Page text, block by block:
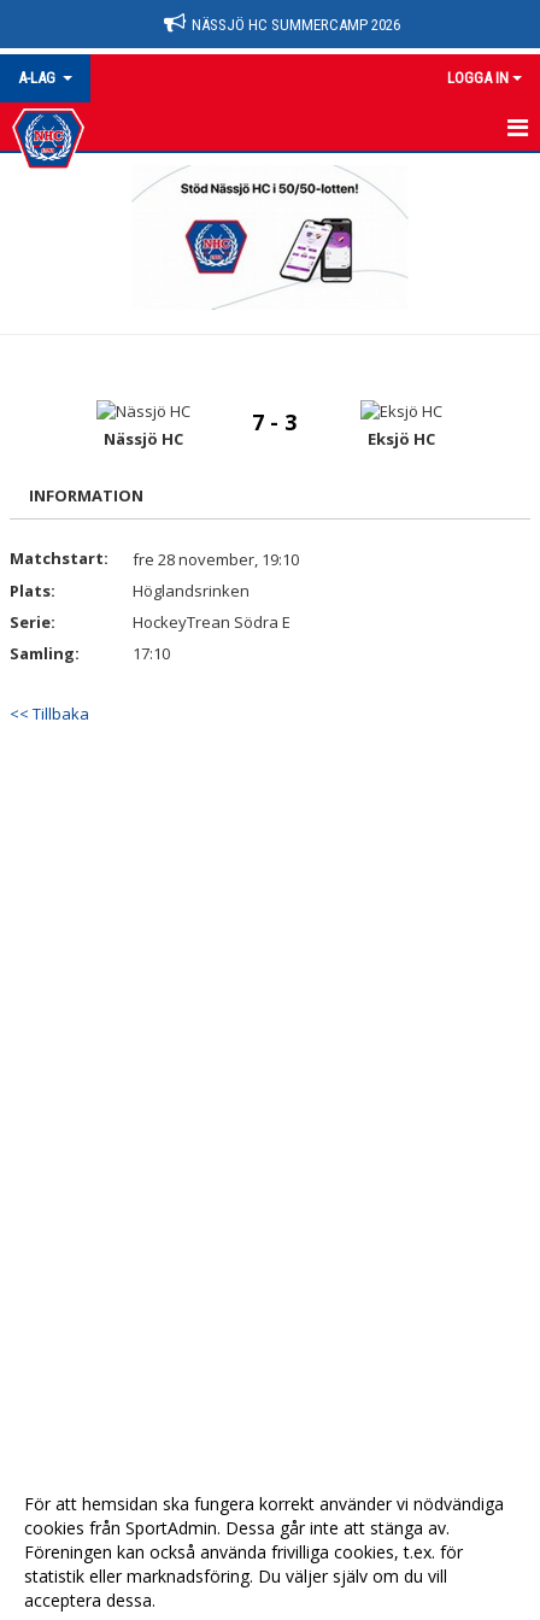
NÄSSJÖ HC SUMMERCAMP 2026
A-LAG LOGGA IN
A-LAG
DOKUMENT
Nässjö HC
7 - 3
Eksjö HC
INFORMATION
Matchstart:
fre 28 november, 19:10
Plats:
Höglandsrinken
Serie:
HockeyTrean Södra E
Samling:
17:10
<< Tillbaka
För att hemsidan ska fungera korrekt använder vi nödvändiga
cookies från SportAdmin. Dessa går inte att stänga av.
Föreningen kan också använda frivilliga cookies, t.ex. för
statistik eller marknadsföring. Du väljer själv om du vill
acceptera dessa.